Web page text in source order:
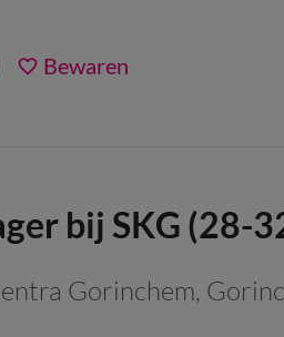
Bewaren
bij SKG (28-
Gorinchem,